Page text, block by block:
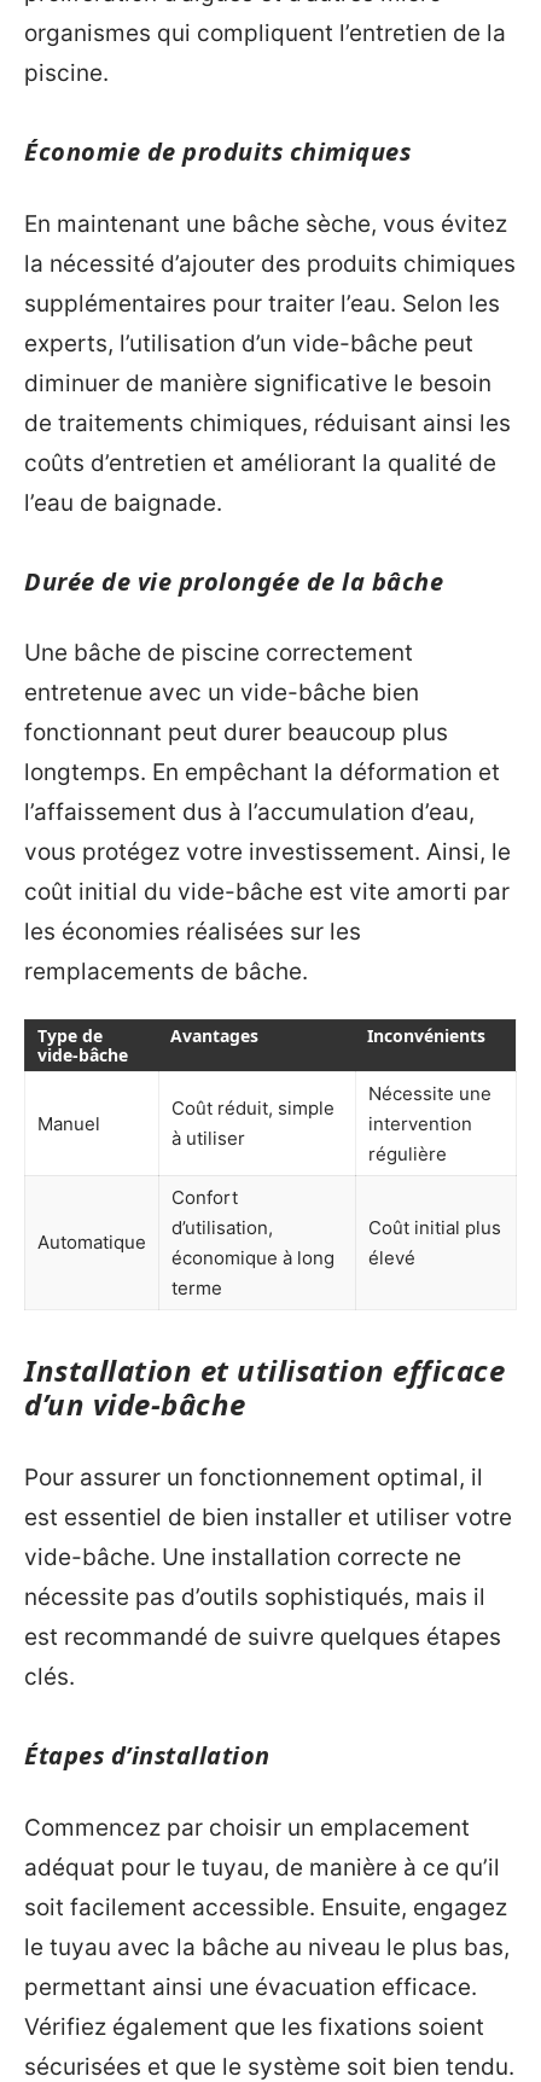
organismes qui compliquent l’entretien de la
piscine.
Économie de produits chimiques
En maintenant une bâche sèche, vous évitez
la nécessité d’ajouter des produits chimiques
supplémentaires pour traiter l’eau. Selon les
experts, l’utilisation d’un vide-bâche peut
diminuer de manière significative le besoin
de traitements chimiques, réduisant ainsi les
coûts d’entretien et améliorant la qualité de
l’eau de baignade.
Durée de vie prolongée de la bâche
Une bâche de piscine correctement
entretenue avec un vide-bâche bien
fonctionnant peut durer beaucoup plus
longtemps. En empêchant la déformation et
l’affaissement dus à l’accumulation d’eau,
vous protégez votre investissement. Ainsi, le
coût initial du vide-bâche est vite amorti par
les économies réalisées sur les
remplacements de bâche.
Type de
vide-bâche
Avantages Inconvénients
Manuel
Coût réduit, simple
à utiliser
Nécessite une
intervention
régulière
Automatique
Confort
d’utilisation,
économique à long
terme
Coût initial plus
élevé
Installation et utilisation efficace
d’un vide-bâche
Pour assurer un fonctionnement optimal, il
est essentiel de bien installer et utiliser votre
vide-bâche. Une installation correcte ne
nécessite pas d’outils sophistiqués, mais il
est recommandé de suivre quelques étapes
clés.
Étapes d’installation
Commencez par choisir un emplacement
adéquat pour le tuyau, de manière à ce qu’il
soit facilement accessible. Ensuite, engagez
le tuyau avec la bâche au niveau le plus bas,
permettant ainsi une évacuation efficace.
Vérifiez également que les fixations soient
sécurisées et que le système soit bien tendu.